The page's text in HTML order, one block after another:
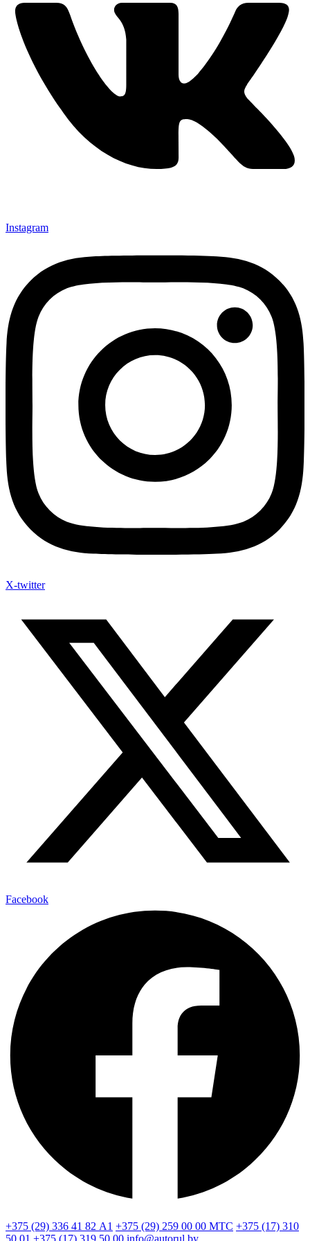
Instagram
X-twitter
Facebook
+375 (29) 336 41 82 А1 +375 (29) 259 00 00 МТС +375 (17) 310
50 01 +375 (17) 319 50 00 info@autorul.by